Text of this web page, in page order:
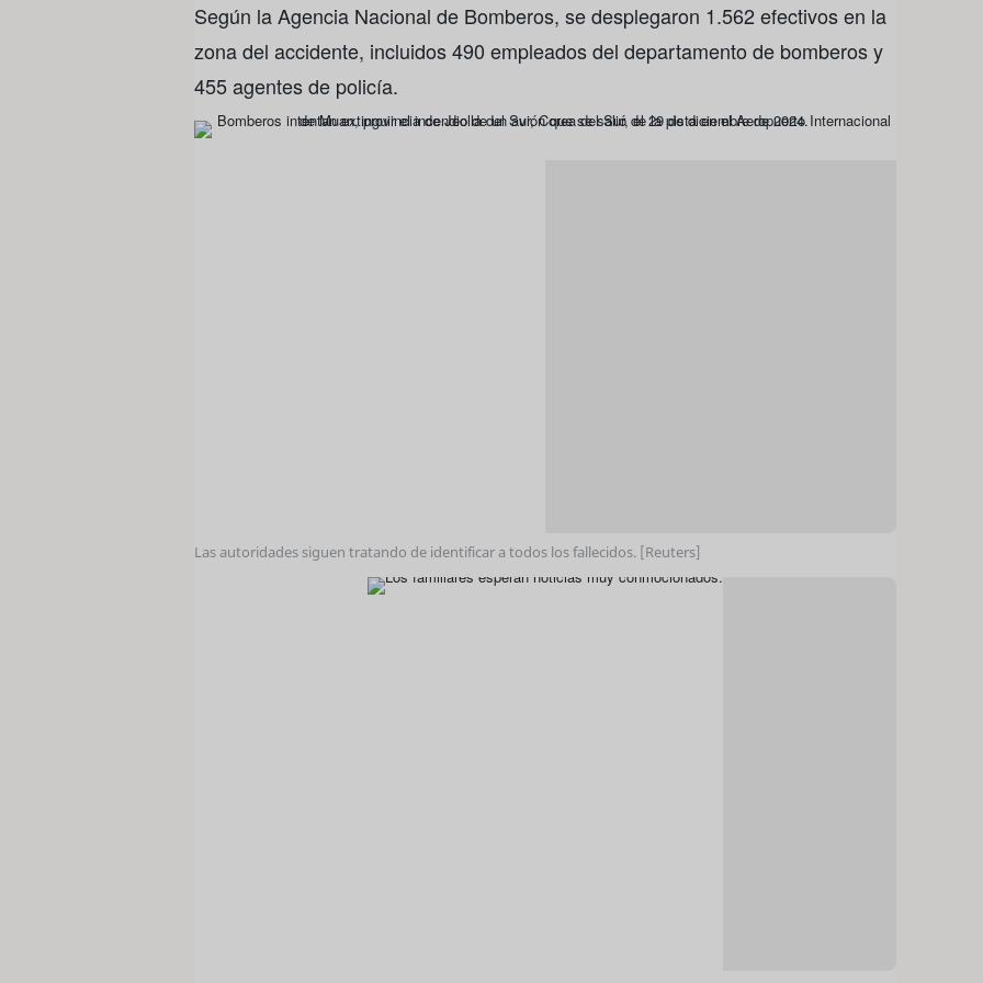
Según la Agencia Nacional de Bomberos, se desplegaron 1.562 efectivos en la
zona del accidente, incluidos 490 empleados del departamento de bomberos y
455 agentes de policía.
Las autoridades siguen tratando de identificar a todos los fallecidos. [Reuters]